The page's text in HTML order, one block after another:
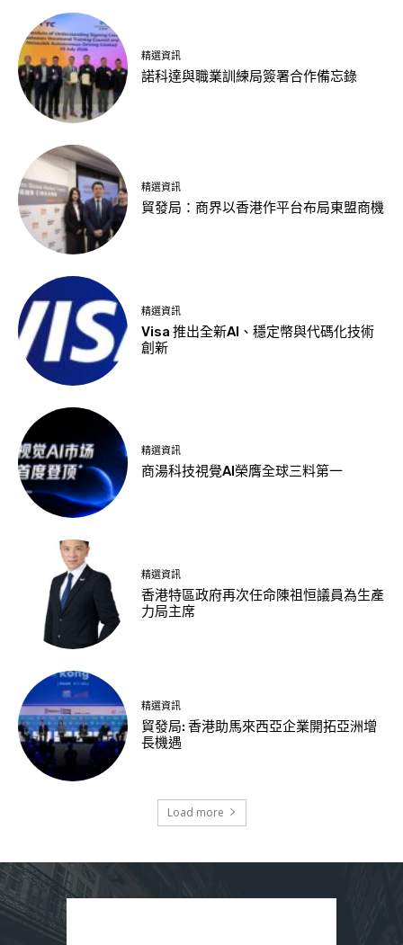
精選資訊
諾科達與職業訓練局簽署合作備忘錄
精選資訊
貿發局：商界以香港作平台布局東盟商機
精選資訊
Visa 推出全新AI、穩定幣與代碼化技術
創新
精選資訊
商湯科技視覺AI榮膺全球三料第一
精選資訊
香港特區政府再次任命陳祖恒議員為生產
力局主席
精選資訊
貿發局: 香港助馬來西亞企業開拓亞洲增
長機遇
Load more